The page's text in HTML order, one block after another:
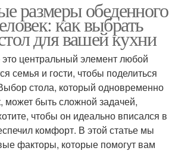
размеры обеденного
как выбрать
для вашей кухни
центральный элемент любой
семья и гости, чтобы поделиться
стола, который одновременно
может быть сложной задачей,
чтобы он идеально вписался в
комфорт. В этой статье мы
факторы, которые помогут вам